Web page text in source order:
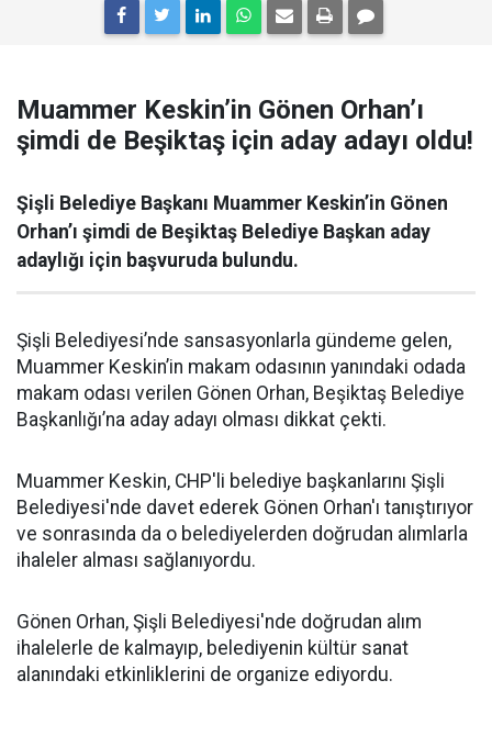
Muammer Keskin’in Gönen Orhan’ı
şimdi de Beşiktaş için aday adayı oldu!
Şişli Belediye Başkanı Muammer Keskin’in Gönen
Orhan’ı şimdi de Beşiktaş Belediye Başkan aday
adaylığı için başvuruda bulundu.
Şişli Belediyesi’nde sansasyonlarla gündeme gelen,
Muammer Keskin’in makam odasının yanındaki odada
makam odası verilen Gönen Orhan, Beşiktaş Belediye
Başkanlığı’na aday adayı olması dikkat çekti.
Muammer Keskin, CHP'li belediye başkanlarını Şişli
Belediyesi'nde davet ederek Gönen Orhan'ı tanıştırıyor
ve sonrasında da o belediyelerden doğrudan alımlarla
ihaleler alması sağlanıyordu.
Gönen Orhan, Şişli Belediyesi'nde doğrudan alım
ihalelerle de kalmayıp, belediyenin kültür sanat
alanındaki etkinliklerini de organize ediyordu.